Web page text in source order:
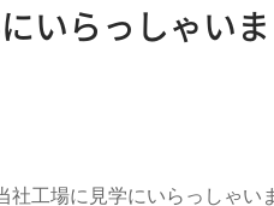
いらっしゃい
工場に見学にいらっしゃい